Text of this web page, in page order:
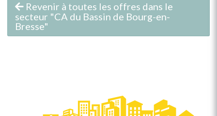
Revenir à toutes les offres dans le
secteur "CA du Bassin de Bourg-en-
Bresse"